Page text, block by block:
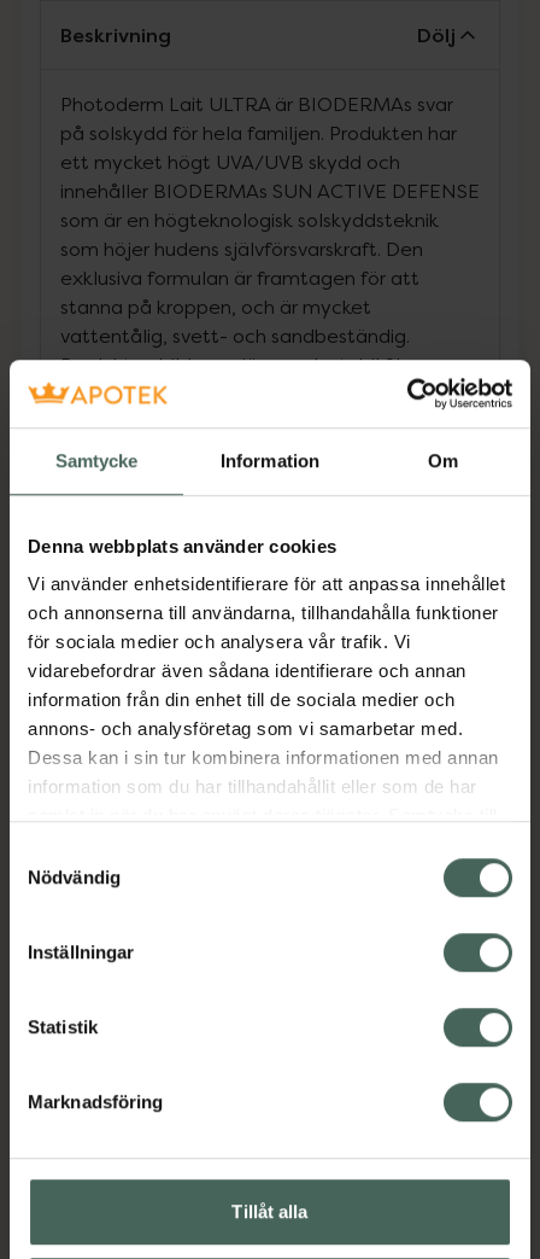
Samtycke Information Om
Denna webbplats använder cookies
Vi använder enhetsidentifierare för att anpassa innehållet
och annonserna till användarna, tillhandahålla funktioner
för sociala medier och analysera vår trafik. Vi
vidarebefordrar även sådana identifierare och annan
information från din enhet till de sociala medier och
annons- och analysföretag som vi samarbetar med.
Dessa kan i sin tur kombinera informationen med annan
information som du har tillhandahållit eller som de har
återkalla ditt samtycke via webbplatsens
cookieinställningar. Ett återkallat samtycke påverkar inte
lagligheten av behandling som skett innan återkallelsen.
Nödvändig
Inställningar
Statistik
Marknadsföring
Tillåt alla
Beskrivning Dölj
Photoderm Lait ULTRA är BIODERMAs svar
på solskydd för hela familjen. Produkten har
ett mycket högt UVA/UVB skydd och
innehåller BIODERMAs SUN ACTIVE DEFENSE
som är en högteknologisk solskyddsteknik
som höjer hudens självförsvarskraft. Den
exklusiva formulan är framtagen för att
stanna på kroppen, och är mycket
vattentålig, svett- och sandbeständig.
Produkten bildar en jämn och stabil film som
bibehåller solfiltret på hudens yta och
begränsar spridningen av produkten i hav och
sjöar. Formulerad för att passa hela familjen,
dermatolog. Ekobiologi är BIODERMAs unika
hudens hälsa. Genom att stödja och stärka
hudens naturliga mekanismer hjälper
BIODERMAs produkter huden att anpassa sig
och dra nytta av sina egna resurser för att
återställa balansen.
Jämförpris 1,80 kr/ml
EAN:03701129803639
Ansiktsvård
Omdömen Visa
Innehåll Visa
Instruktioner Visa